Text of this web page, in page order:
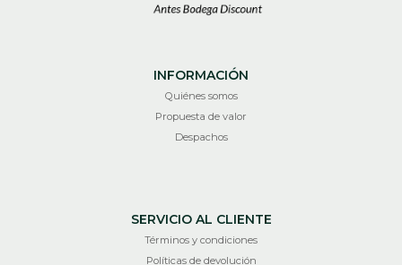
INFORMACIÓN
Quiénes somos
Propuesta de valor
Despachos
SERVICIO AL CLIENTE
Términos y condiciones
Políticas de devolución